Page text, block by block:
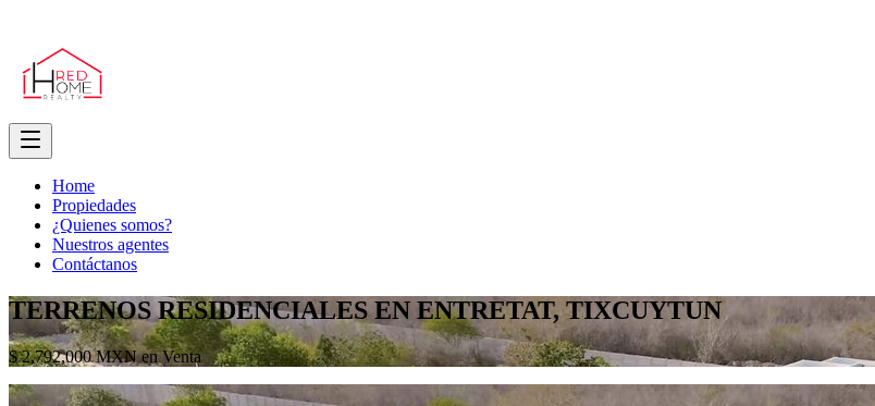
Home
Propiedades
¿Quienes somos?
Nuestros agentes
Contáctanos
TERRENOS RESIDENCIALES EN ENTRETAT, TIXCUYTUN
$ 2,792,000 MXN en Venta